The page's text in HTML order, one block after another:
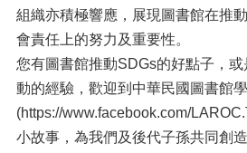
組織亦積極響應，展現圖書館在推
會責任上的努力及重要性。
您有圖書館推動SDGs的好點子，
動的經驗，歡迎到中華民國圖書館
(https://www.facebook.com/
小故事，為我們及後代子孫共同創